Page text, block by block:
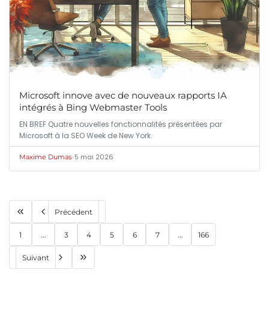
Microsoft innove avec de nouveaux rapports IA
intégrés à Bing Webmaster Tools
EN BREF Quatre nouvelles fonctionnalités présentées par
Microsoft à la SEO Week de New York.
Maxime Dumas•5 mai 2026
Précédent
1 ... 3 4 5 6 7 ... 166
Suivant